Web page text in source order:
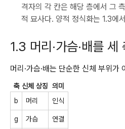
격자의 각 칸은 해당 층에서 그
적 묘사다. 양적 정식화는 1.3에
1.3 머리·가슴·배를
머리·가슴·배는 단순한 신체 부위가
축 신체 상징 의미
b
머리 인식
g 가슴 연결